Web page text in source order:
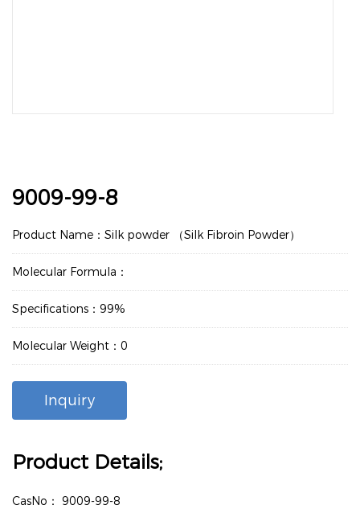
9009-99-8
Product Name：Silk powder （Silk Fibroin Powder）
Molecular Formula：
Specifications：99%
Molecular Weight：0
Inquiry
Product Details;
CasNo： 9009-99-8